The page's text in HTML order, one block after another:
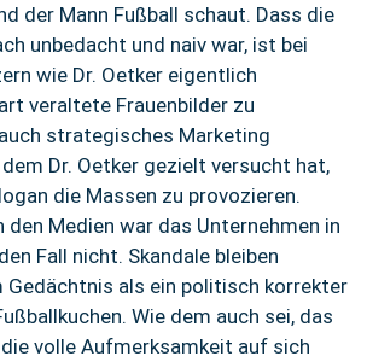
der Mann Fußball schaut. Dass die
unbedacht und naiv war, ist bei
wie Dr. Oetker eigentlich
veraltete Frauenbilder zu
strategisches Marketing
Dr. Oetker gezielt versucht hat,
die Massen zu provozieren.
den Medien war das Unternehmen in
Fall nicht. Skandale bleiben
Gedächtnis als ein politisch korrekter
Wie dem auch sei, das
volle Aufmerksamkeit auf sich